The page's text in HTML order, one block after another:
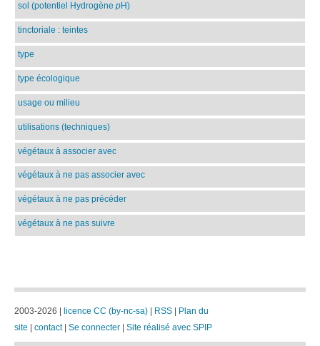
sol (potentiel Hydrogène pH)
tinctoriale : teintes
type
type écologique
usage ou milieu
utilisations (techniques)
végétaux à associer avec
végétaux à ne pas associer avec
végétaux à ne pas précéder
végétaux à ne pas suivre
2003-2026 | licence CC (by-nc-sa) | RSS | Plan du
site | contact| Se connecter | Site réalisé avec SPIP